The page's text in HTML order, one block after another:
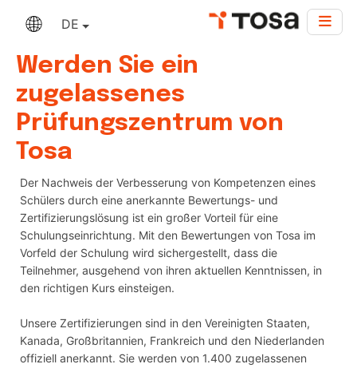
DE
Werden Sie ein
zugelassenes
Prüfungszentrum von
Tosa
Der Nachweis der Verbesserung von Kompetenzen eines
Schülers durch eine anerkannte Bewertungs- und
Zertifizierungslösung ist ein großer Vorteil für eine
Schulungseinrichtung. Mit den Bewertungen von Tosa im
Vorfeld der Schulung wird sichergestellt, dass die
Teilnehmer, ausgehend von ihren aktuellen Kenntnissen, in
den richtigen Kurs einsteigen.
Unsere Zertifizierungen sind in den Vereinigten Staaten,
Kanada, Großbritannien, Frankreich und den Niederlanden
offiziell anerkannt. Sie werden von 1.400 zugelassenen